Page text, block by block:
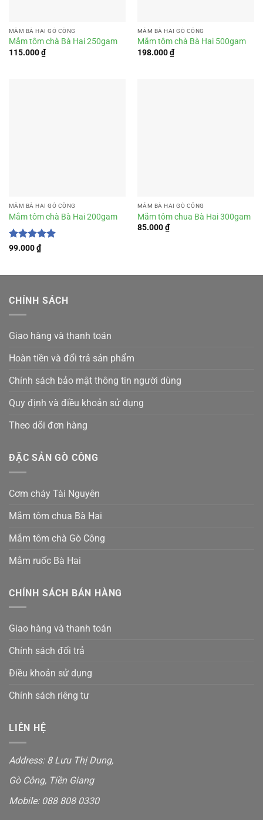
MẮM BÀ HAI GÒ CÔNG
Mắm tôm chà Bà Hai 250gam
115.000₫
MẮM BÀ HAI GÒ CÔNG
Mắm tôm chà Bà Hai 500gam
198.000₫
MẮM BÀ HAI GÒ CÔNG
Mắm tôm chà Bà Hai 200gam
Được xếp
99.000₫
MẮM BÀ HAI GÒ CÔNG
Mắm tôm chua Bà Hai 300gam
85.000₫
CHÍNH SÁCH
Giao hàng và thanh toán
Hoàn tiền và đổi trả sản phẩm
Chính sách bảo mật thông tin người dùng
Quy định và điều khoản sử dụng
Theo dõi đơn hàng
ĐẶC SẢN GÒ CÔNG
Cơm cháy Tài Nguyên
Mắm tôm chua Bà Hai
Mắm tôm chà Gò Công
Mắm ruốc Bà Hai
CHÍNH SÁCH BÁN HÀNG
Giao hàng và thanh toán
Chính sách đổi trả
Điều khoản sử dụng
Chính sách riêng tư
LIÊN HỆ
Address: 8 Lưu Thị Dung,
Gò Công, Tiền Giang
Mobile: 088 808 0330